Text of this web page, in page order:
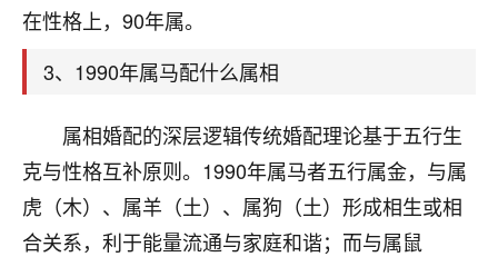
在性格上，90年属。
3、1990年属马配什么属相
属相婚配的深层逻辑传统婚配理论基于五行生
克与性格互补原则。1990年属马者五行属金，与属
虎（木）、属羊（土）、属狗（土）形成相生或相
合关系，利于能量流通与家庭和谐；而与属鼠
鹿森 ：你可以找老师看看，人有时不服命不行
太阳当空赵：我也做餐饮的，生意不算大，但
址、风水、还有开业日子，哪哪都看了，虽然
大环境不好，但是我家生意还可以，前几天又
刚找老师做了补财库，希望财运更好一点！
2小时前 来自海南